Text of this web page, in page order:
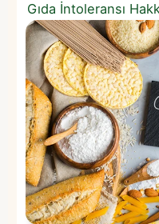
Gıda İntoleransı